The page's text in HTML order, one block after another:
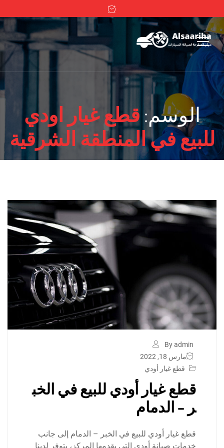
الوسم: قطع غيار اودي
للبيع في المنطقة الشرقية
By admin
مارس 18, 2022
قطع غيار أودي
قطع غيار أودي للبيع في الخب
ر – الدمام
قطع غيار أودي للبيع في الخبر – الدمام إلى جانب
خدمات صيانة أودي التي يقدمها المركز، يتوفر لدينا